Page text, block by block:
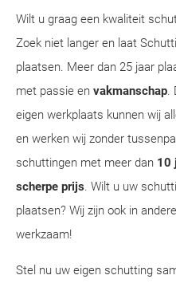
Wilt u graag een kwaliteit
Zoek niet langer en laat
plaatsen. Meer dan 25 jaar
met passie en vakmanschap.
eigen werkplaats kunnen wij
en werken wij zonder
schuttingen met meer dan 10
scherpe prijs. Wilt u uw
plaatsen? Wij zijn ook in
werkzaam!
Stel nu uw eigen schutting